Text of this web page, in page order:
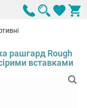
рашгард Rough
вставками